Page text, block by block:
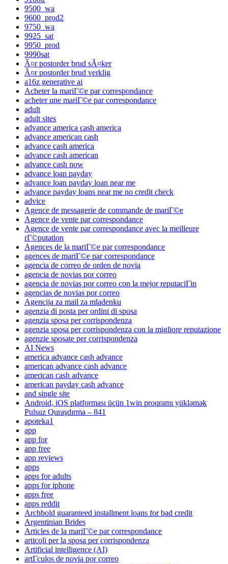
9500_wa
9600_prod2
9750_wa
9925_sat
9950_prod
9990sat
Ã¤r postorder brud sÃ¤ker
Ã¤r postorder brud verklig
a16z generative ai
Acheter la mariГ©e par correspondance
acheter une mariГ©e par correspondance
adult
adult sites
advance america cash america
advance american cash
advance cash america
advance cash american
advance cash now
advance loan payday
advance loan payday loan near me
advance payday loans near me no credit check
advice
Agence de messagerie de commande de mariГ©e
Agence de vente par correspondance
Agence de vente par correspondance avec la meilleure
rГ©putation
Agences de la mariГ©e par correspondance
agences de mariГ©e par correspondance
agencia de correo de orden de novia
agencia de novias por correo
agencia de novias por correo con la mejor reputaciГіn
agencias de novias por correo
Agencija za mail za mladenku
agenzia di posta per ordini di sposa
agenzia sposa per corrispondenza
agenzia sposa per corrispondenza con la migliore reputazione
agenzie sposate per corrispondenza
AI News
america advance cash advance
american advance cash advance
american cash advance
american payday cash advance
and single site
Android, iOS platforması üçün 1win proqramı yükləmək
Pulsuz Quraşdırma – 841
apoteka1
app
app for
app free
app reviews
apps
apps for adults
apps for iphone
apps free
apps reddit
Archbold guaranteed installment loans for bad credit
Argentinian Brides
Articles de la mariГ©e par correspondance
articoli per la sposa per corrispondenza
Artificial intelligence (AI)
artГ­culos de novia por correo